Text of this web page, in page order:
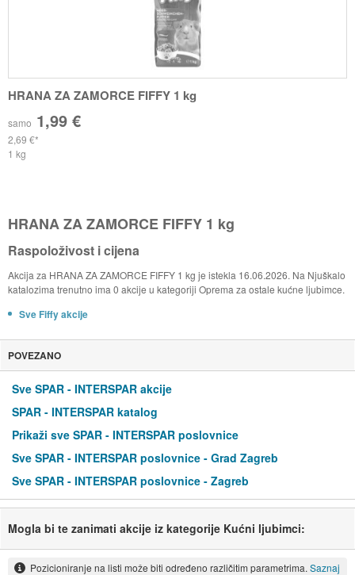
HRANA ZA ZAMORCE FIFFY 1 kg
samo 1,99 €
2,69 €
1 kg
HRANA ZA ZAMORCE FIFFY 1 kg
Raspoloživost i cijena
Akcija za HRANA ZA ZAMORCE FIFFY 1 kg je istekla 16.06.2026. Na Njuškalo
katalozima trenutno ima 0 akcije u kategoriji Oprema za ostale kućne ljubimce.
Sve Fiffy akcije
POVEZANO
Sve SPAR - INTERSPAR akcije
SPAR - INTERSPAR katalog
Prikaži sve SPAR - INTERSPAR poslovnice
Sve SPAR - INTERSPAR poslovnice - Grad Zagreb
Sve SPAR - INTERSPAR poslovnice - Zagreb
Mogla bi te zanimati akcije iz kategorije Kućni ljubimci:
Pozicioniranje na listi može biti određeno različitim parametrima. Saznaj